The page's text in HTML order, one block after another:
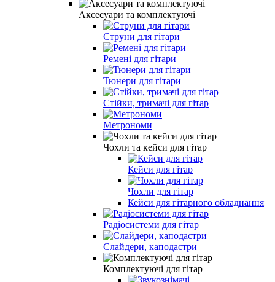
Аксесуари та комплектуючі
Струни для гітари
Ремені для гітари
Тюнери для гітари
Стійки, тримачі для гітар
Метрономи
Чохли та кейси для гітар
Кейси для гітар
Чохли для гітар
Кейси для гітарного обладнання
Радіосистеми для гітар
Слайдери, каподастри
Комплектуючі для гітар